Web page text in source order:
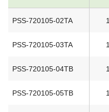
PSS-720105-02TA 1
PSS-720105-03TA 1
PSS-720105-04TB 1
PSS-720105-05TB 1